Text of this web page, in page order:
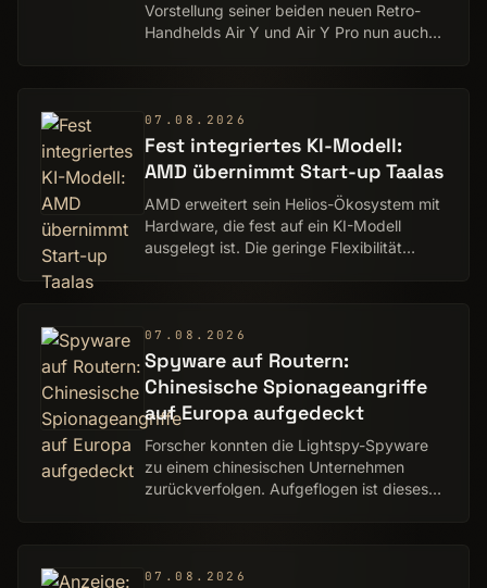
Vorstellung seiner beiden neuen Retro-
Handhelds Air Y und Air Y Pro nun auch
07.08.2026
Fest integriertes KI-Modell:
AMD übernimmt Start-up Taalas
AMD erweitert sein Helios-Ökosystem mit
Hardware, die fest auf ein KI-Modell
ausgelegt ist. Die geringe Flexibilität
07.08.2026
Spyware auf Routern:
Chinesische Spionageangriffe
auf Europa aufgedeckt
Forscher konnten die Lightspy-Spyware
zu einem chinesischen Unternehmen
zurückverfolgen. Aufgeflogen ist dieses
07.08.2026